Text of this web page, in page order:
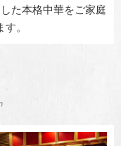
た本格中華をご家庭
。